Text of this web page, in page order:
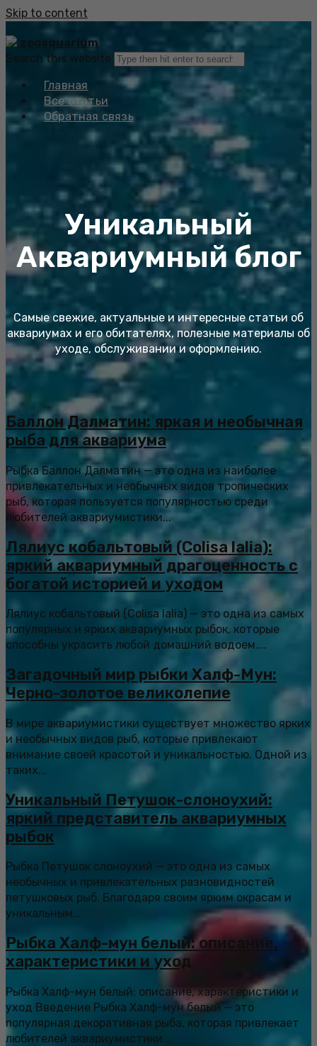
Skip to content
zooaquarium
Search this website
Главная
Все статьи
Обратная связь
Уникальный
Аквариумный блог
Самые свежие, актуальные и интересные статьи об
аквариумах и его обитателях, полезные материалы об
уходе, обслуживании и оформлению.
Баллон Далматин: яркая и необычная
рыба для аквариума
Рыбка Баллон Далматин — это одна из наиболее
привлекательных и необычных видов тропических
рыб, которая пользуется популярностью среди
любителей аквариумистики...
Лялиус кобальтовый (Colisa lalia):
яркий аквариумный драгоценность с
богатой историей и уходом
Лялиус кобальтовый (Colisa lalia) — это одна из самых
популярных и ярких аквариумных рыбок, которые
способны украсить любой домашний водоем....
Загадочный мир рыбки Халф-Мун:
Черно-золотое великолепие
В мире аквариумистики существует множество ярких
и необычных видов рыб, которые привлекают
внимание своей красотой и уникальностью. Одной из
таких...
Уникальный Петушок-слоноухий:
яркий представитель аквариумных
рыбок
Рыбка Петушок слоноухий — это одна из самых
необычных и привлекательных разновидностей
петушковых рыб. Благодаря своим ярким окрасам и
уникальным...
Рыбка Халф-мун белый: описание,
характеристики и уход
Рыбка Халф-мун белый: описание, характеристики и
уход Введение Рыбка Халф-мун белый — это
популярная декоративная рыба, которая привлекает
любителей аквариумистики...